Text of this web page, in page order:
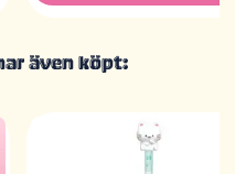
även köpt: